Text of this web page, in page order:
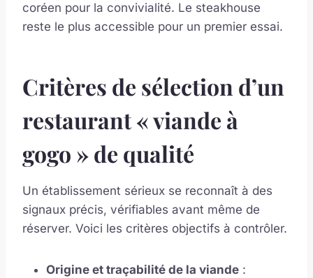
coréen pour la convivialité. Le steakhouse
reste le plus accessible pour un premier essai.
Critères de sélection d’un
restaurant « viande à
gogo » de qualité
Un établissement sérieux se reconnaît à des
signaux précis, vérifiables avant même de
réserver. Voici les critères objectifs à contrôler.
Origine et traçabilité de la viande :